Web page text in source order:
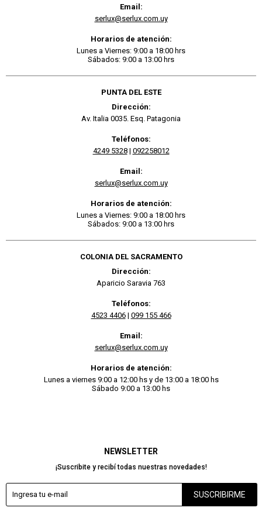
NEWSLETTER
¡Suscribite y recibí todas nuestras novedades!
SUSCRIBIRME
Email:
serlux@serlux.com.uy
Horarios de atención:
Lunes a Viernes: 9:00 a 18:00 hrs
Sábados: 9:00 a 13:00 hrs
PUNTA DEL ESTE
Dirección:
Av. Italia 0035. Esq. Patagonia
Teléfonos:
4249 5328| 092258012
Email:
serlux@serlux.com.uy
Horarios de atención:
Lunes a Viernes: 9:00 a 18:00 hrs
Sábados: 9:00 a 13:00 hrs
COLONIA DEL SACRAMENTO
Dirección:
Aparicio Saravia 763
Teléfonos:
4523 4406| 099 155 466
Email:
serlux@serlux.com.uy
Horarios de atención:
Lunes a viernes 9:00 a 12:00 hs y de 13:00 a 18:00 hs
Sábado 9:00 a 13:00 hs